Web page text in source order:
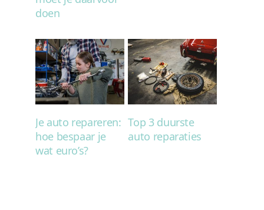
doen
Je auto repareren:
hoe bespaar je
wat euro’s?
Top 3 duurste
auto reparaties